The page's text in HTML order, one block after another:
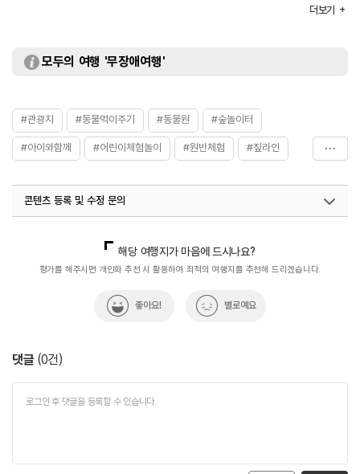
화장실
있음
입장료
- 18개월 이상 6,000원
- 보호자 4,000원
- 12~18개월 미만은 보호자포함 6,000원
- 조부모 3,000원
문의 요망
더보기
모두의 여행 '무장애여행'
#관광지 #동물먹이주기 #동물원 #숲놀이터
#아이와함께 #어린이체험놀이 #원반체험 #짚라인
콘텐츠 등록 및 수정 문의
해당 여행지가 마음에 드시나요?
평가를 해주시면 개인화 추천 시 활용하여 최적의 여행지를 추천해 드리겠습니다.
좋아요! 별로예요
댓글 (0건)